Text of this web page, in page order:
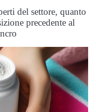
del settore, quanto
precedente al